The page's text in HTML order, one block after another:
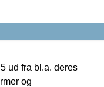
ud fra bl.a. deres
og